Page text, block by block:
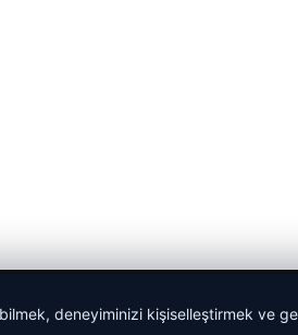
deneyiminizi kişiselleştirmek ve